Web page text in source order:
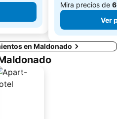
Mira precios de
Ver
en Maldonado